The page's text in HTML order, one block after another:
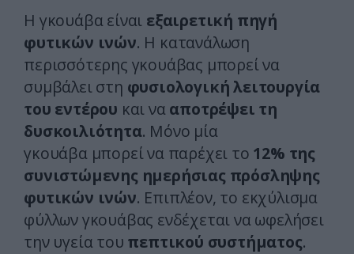
Η γκουάβα είναι εξαιρετική πηγή
φυτικών ινών. Η κατανάλωση
περισσότερης γκουάβας μπορεί να
συμβάλει στη φυσιολογική λειτουργία
του εντέρου και να αποτρέψει τη
δυσκοιλιότητα. Μόνο μία
γκουάβα μπορεί να παρέχει το 12% της
συνιστώμενης ημερήσιας πρόσληψης
φυτικών ινών. Επιπλέον, το εκχύλισμα
φύλλων γκουάβας ενδέχεται να ωφελήσει
την υγεία του πεπτικού συστήματος.